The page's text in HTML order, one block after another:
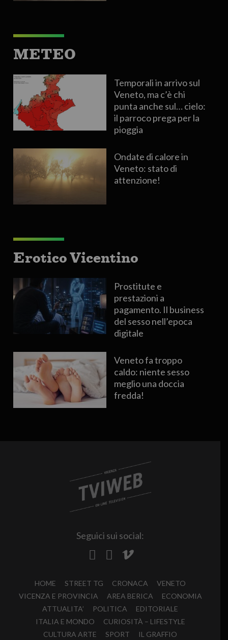
METEO
Temporali in arrivo sul
Veneto, ma c’è chi
punta anche sul… cielo:
il parroco prega per la
pioggia
Ondate di calore in
Veneto: stato di
attenzione!
Erotico Vicentino
Prostitute e
prestazioni a
pagamento. Il business
del sesso nell’epoca
digitale
Veneto fa troppo
caldo: niente sesso
meglio una doccia
fredda!
Seguici sui social:
HOME STREET TG CRONACA
VENETO
VICENZA E PROVINCIA
AREA BERICA
ECONOMIA
ATTUALITA’
POLITICA
EDITORIALE
ITALIA E MONDO
CURIOSITÀ – LIFESTYLE
CULTURA ARTE
SPORT IL GRAFFIO